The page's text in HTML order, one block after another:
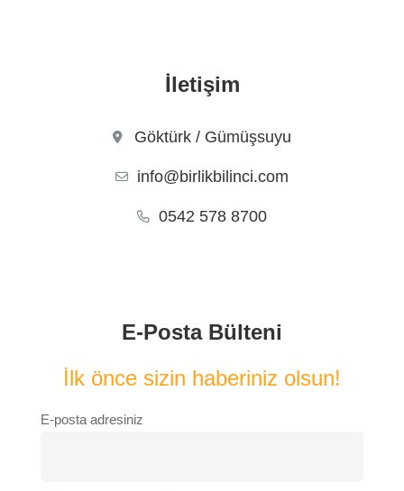
İletişim
Göktürk / Gümüşsuyu
info@birlikbilinci.com
0542 578 8700
E-Posta Bülteni
İlk önce sizin haberiniz olsun!
E-posta adresiniz